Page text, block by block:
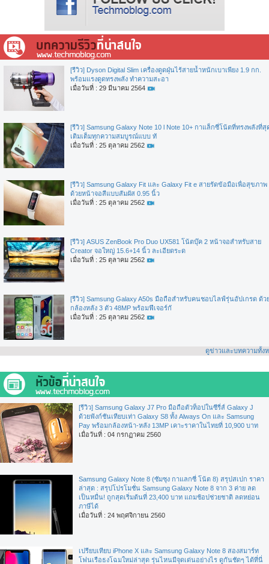
[รีวิว] Dyson Digital Slim เครื่องดูดฝุ่นไร้สายน้ำหนักเบาเพียง 1.9 กก.
พร้อมแรงดูดทรงพลัง ทำความสะอา
เมื่อวันที่ : 29 มีนาคม 2564
[รีวิว] Samsung Galaxy Note 10 l Note 10+ กาแล็กซี่โน้ตที่ทรงพลังที่สุ
เติมเต็มทุกความสมบูรณ์แบบ ทั
เมื่อวันที่ : 25 ตุลาคม 2562
[รีวิว] Samsung Galaxy Fit และ Galaxy Fit e สายรัดข้อมือเพื่อสุขภาพ
ด้วยหน้าจอสีแบบสัมผัส 0.95 นิ้ว
เมื่อวันที่ : 25 ตุลาคม 2562
[รีวิว] ASUS ZenBook Pro Duo UX581 โน้ตบุ๊ค 2 หน้าจอสำหรับสาย
Creator จอใหญ่ 15.6+14 นิ้ว ละเอียดระด
เมื่อวันที่ : 25 ตุลาคม 2562
[รีวิว] Samsung Galaxy A50s มือถือสำหรับคนชอบไลฟ์รุ่นอัปเกรด ด้ว
กล้องหลัง 3 ตัว 48MP พร้อมฟีเจอร์กั
เมื่อวันที่ : 25 ตุลาคม 2562
ดูข่าวและบทความทั้ง
[รีวิว] Samsung Galaxy J7 Pro มือถือตัวท็อปในซีรี่ส์ Galaxy J
ด้วยฟังก์ชันเทียบเท่า Galaxy S8 ทั้ง Always On และ Samsung
Pay พร้อมกล้องหน้า-หลัง 13MP เคาะราคาในไทยที่ 10,900 บาท
เมื่อวันที่ : 04 กรกฏาคม 2560
Samsung Galaxy Note 8 (ซัมซุง กาแลกซี่ โน้ต 8) สรุปสเปก ราคา
ล่าสุด : สรุปโปรโมชั่น Samsung Galaxy Note 8 จาก 3 ค่าย ลด
เป็นหมื่น! ถูกสุดเริ่มต้นที่ 23,400 บาท แถมช้อปช่วยชาติ ลดหย่อน
ภาษีได้
เมื่อวันที่ : 24 พฤศจิกายน 2560
เปรียบเทียบ iPhone X และ Samsung Galaxy Note 8 สองสมาร์ท
โฟนเรือธงโฉมใหม่ล่าสุด รุ่นไหนมีจุดเด่นอย่างไร ดูกันชัดๆ ได้ที่นี่